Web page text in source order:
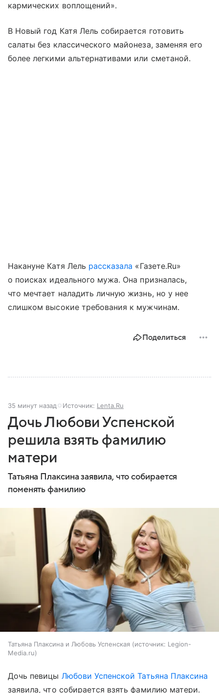
кармических воплощений».
В Новый год Катя Лель собирается готовить
салаты без классического майонеза, заменяя его
более легкими альтернативами или сметаной.
Накануне Катя Лель рассказала «Газете.Ru»
о поисках идеального мужа. Она призналась,
что мечтает наладить личную жизнь, но у нее
слишком высокие требования к мужчинам.
Поделиться
35 минут назад Источник: Lenta.Ru
Дочь Любови Успенской
решила взять фамилию
матери
Татьяна Плаксина заявила, что собирается
поменять фамилию
Татьяна Плаксина и Любовь Успенская источник: Legion-
Media.ru
Дочь певицы Любови Успенской Татьяна Плаксина
заявила, что собирается взять фамилию матери.